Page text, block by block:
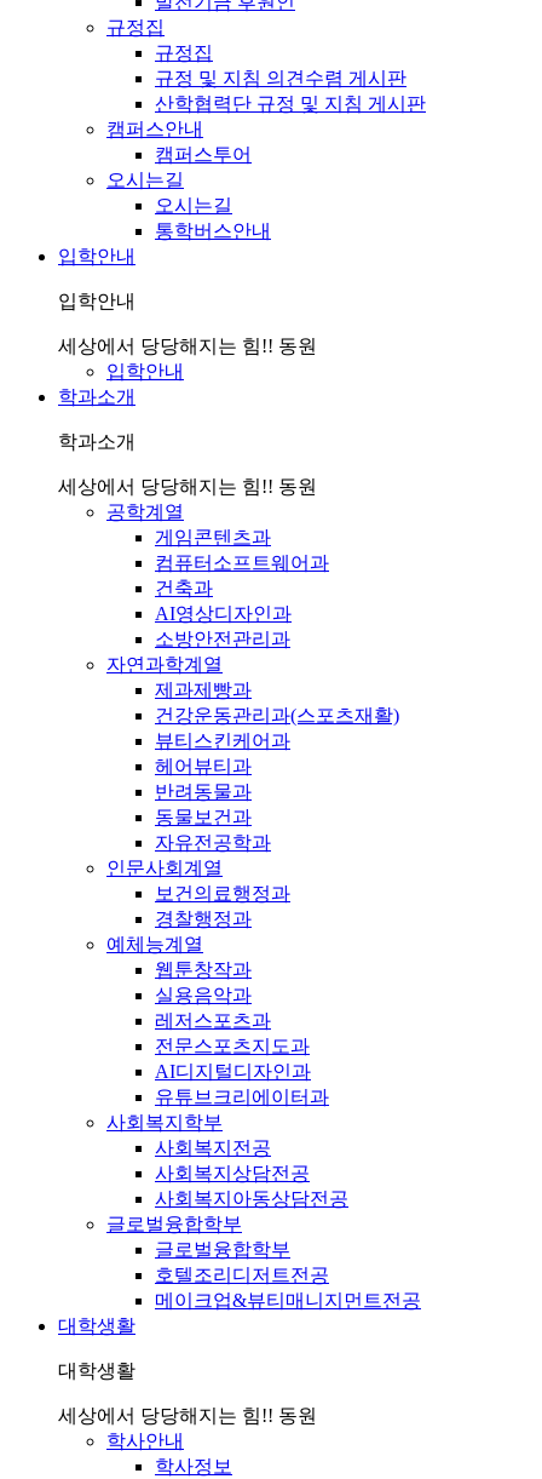
규정집
규정집
규정 및 지침 의견수렴 게시판
산학협력단 규정 및 지침 게시판
캠퍼스안내
캠퍼스투어
오시는길
오시는길
통학버스안내
입학안내
입학안내
세상에서 당당해지는 힘!! 동원
입학안내
학과소개
학과소개
세상에서 당당해지는 힘!! 동원
공학계열
게임콘텐츠과
컴퓨터소프트웨어과
건축과
AI영상디자인과
소방안전관리과
자연과학계열
제과제빵과
건강운동관리과(스포츠재활)
뷰티스킨케어과
헤어뷰티과
반려동물과
동물보건과
자유전공학과
인문사회계열
보건의료행정과
경찰행정과
예체능계열
웹툰창작과
실용음악과
레저스포츠과
전문스포츠지도과
AI디지털디자인과
유튜브크리에이터과
사회복지학부
사회복지전공
사회복지상담전공
사회복지아동상담전공
글로벌융합학부
글로벌융합학부
호텔조리디저트전공
메이크업&뷰티매니지먼트전공
대학생활
대학생활
세상에서 당당해지는 힘!! 동원
학사안내
학사정보